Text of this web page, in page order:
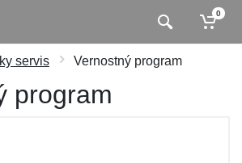
0
servis Vernostný program
program